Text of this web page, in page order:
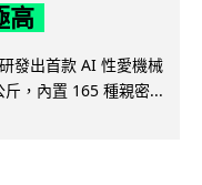
高
發出首款 AI 性愛機械
，內置 165 種親密...